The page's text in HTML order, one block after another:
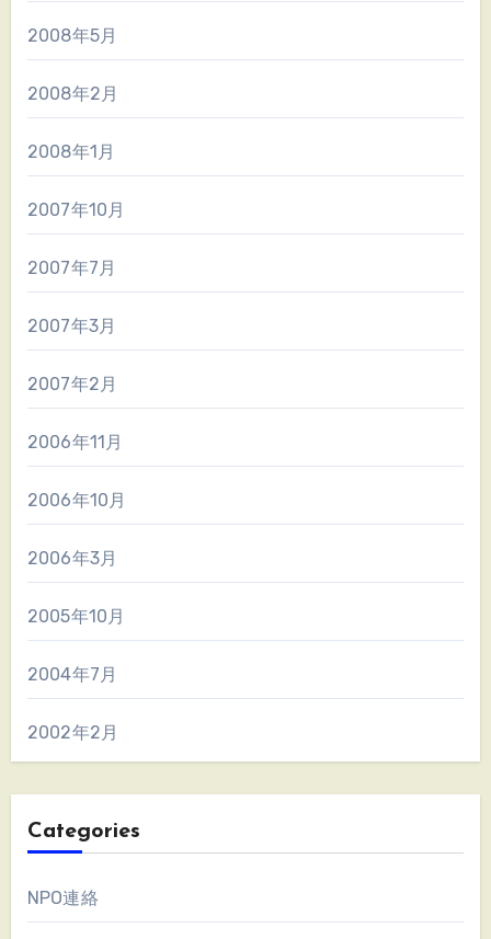
2008年5月
2008年2月
2008年1月
2007年10月
2007年7月
2007年3月
2007年2月
2006年11月
2006年10月
2006年3月
2005年10月
2004年7月
2002年2月
Categories
NPO連絡